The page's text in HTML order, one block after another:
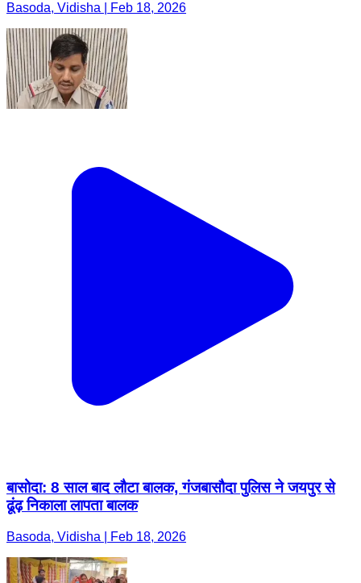
Basoda, Vidisha | Feb 18, 2026
बासोदा: 8 साल बाद लौटा बालक, गंजबासौदा पुलिस ने जयपुर से
ढूंढ़ निकाला लापता बालक
Basoda, Vidisha | Feb 18, 2026